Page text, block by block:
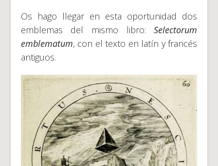
Os hago llegar en esta oportunidad dos
emblemas del mismo libro:
Selectorum
emblematum, con el texto en latín y francés
antiguos.